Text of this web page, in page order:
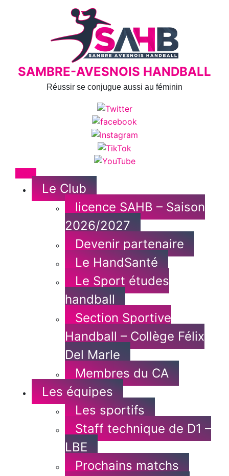
SAMBRE-AVESNOIS HANDBALL
Réussir se conjugue aussi au féminin
Menu
Le Club
licence SAHB – Saison
2026/2027
Devenir partenaire
Le HandSanté
Le Sport études
handball
Section Sportive
Handball – Collège Félix
Del Marle
Membres du CA
Les équipes
Les sportifs
Staff technique de D1 –
LBE
Prochains matchs